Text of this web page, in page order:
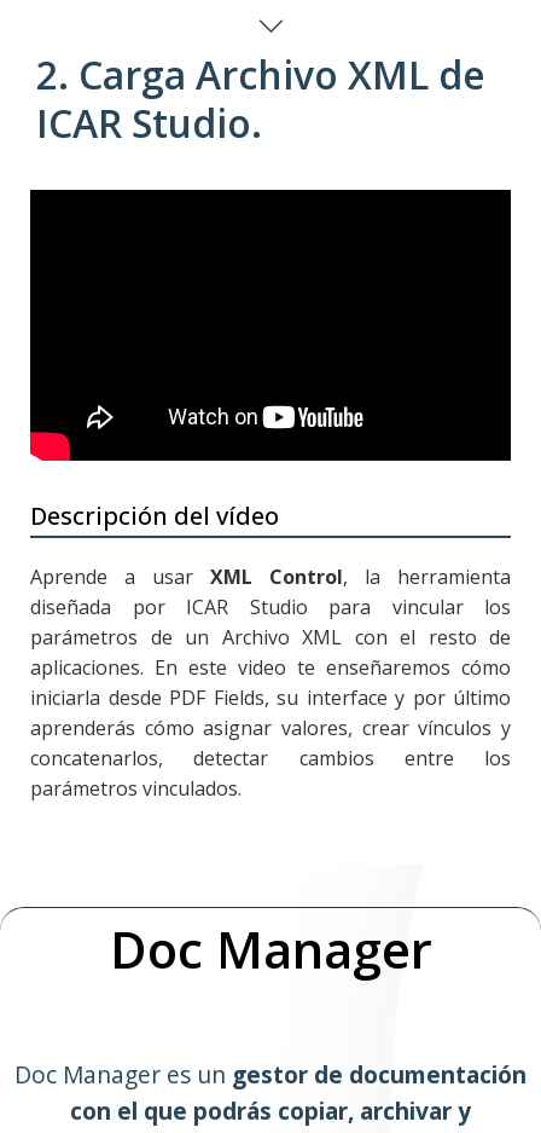
2. Carga Archivo XML de
ICAR Studio.
Descripción del vídeo
Aprende a usar XML Control, la herramienta
diseñada por ICAR Studio para vincular los
parámetros de un Archivo XML con el resto de
aplicaciones. En este video te enseñaremos cómo
iniciarla desde PDF Fields, su interface y por último
aprenderás cómo asignar valores, crear vínculos y
concatenarlos, detectar cambios entre los
parámetros vinculados.
Doc Manager
Doc Manager es un gestor de documentación
con el que podrás copiar, archivar y